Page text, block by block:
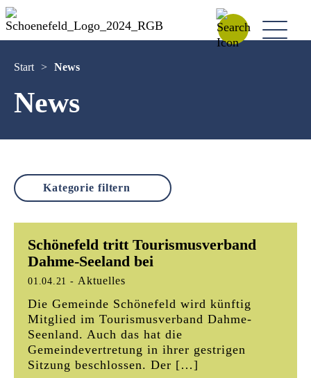
Start > News
News
Schönefeld tritt Tourismusverband
Dahme-Seeland bei
01.04.21 - Aktuelles
Die Gemeinde Schönefeld wird künftig
Mitglied im Tourismusverband Dahme-
Seenland. Auch das hat die
Gemeindevertretung in ihrer gestrigen
Sitzung beschlossen. Der […]